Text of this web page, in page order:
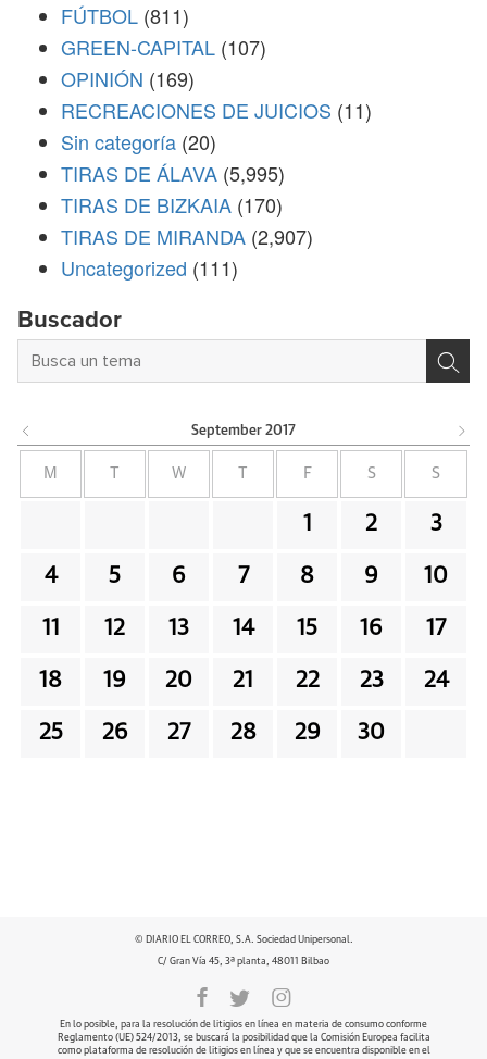
FÚTBOL (811)
GREEN-CAPITAL (107)
OPINIÓN (169)
RECREACIONES DE JUICIOS (11)
Sin categoría (20)
TIRAS DE ÁLAVA (5,995)
TIRAS DE BIZKAIA (170)
TIRAS DE MIRANDA (2,907)
Uncategorized (111)
Buscador
September 2017
M W F S S
1 2 3
4 5 6 7 8 9 10
11 12 13 14 15 16 17
18 19 20 21 22 23 24
25 26 27 28 29 30
© DIARIO EL CORREO, S.A. Sociedad Unipersonal.
C/ Gran Vía 45, 3ª planta, 48011 Bilbao
En lo posible, para la resolución de litigios en línea en materia de consumo conforme
Reglamento (UE) 524/2013, se buscará la posibilidad que la Comisión Europea facilita
como plataforma de resolución de litigios en línea y que se encuentra disponible en el